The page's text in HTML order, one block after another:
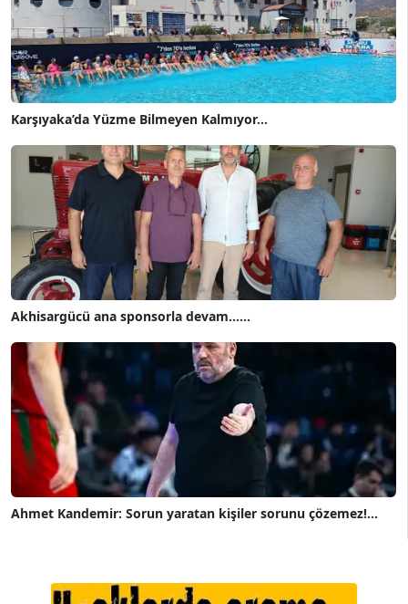
Karşıyaka’da Yüzme Bilmeyen Kalmıyor...
Akhisargücü ana sponsorla devam......
Ahmet Kandemir: Sorun yaratan kişiler sorunu çözemez!...